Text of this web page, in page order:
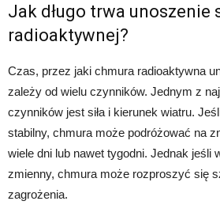
Jak długo trwa unoszenie
radioaktywnej?
Czas, przez jaki chmura radioaktywna
zależy od wielu czynników. Jednym z
czynników jest siła i kierunek wiatru.
stabilny, chmura może podróżować na
wiele dni lub nawet tygodni. Jednak jeśli
zmienny, chmura może rozproszyć się
zagrożenia.